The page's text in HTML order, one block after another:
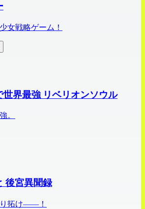
女戦略ゲーム！
界最強 リベリオンソウル
。
後宮異聞録
拓け――！